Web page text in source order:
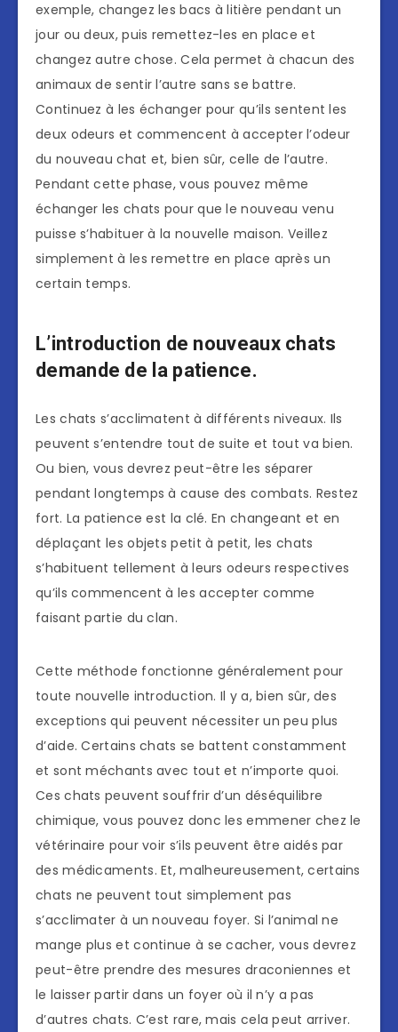
exemple, changez les bacs à litière pendant un
jour ou deux, puis remettez-les en place et
changez autre chose. Cela permet à chacun des
animaux de sentir l’autre sans se battre.
Continuez à les échanger pour qu’ils sentent les
deux odeurs et commencent à accepter l’odeur
du nouveau chat et, bien sûr, celle de l’autre.
Pendant cette phase, vous pouvez même
échanger les chats pour que le nouveau venu
puisse s’habituer à la nouvelle maison. Veillez
simplement à les remettre en place après un
certain temps.
L’introduction de nouveaux chats
demande de la patience.
Les chats s’acclimatent à différents niveaux. Ils
peuvent s’entendre tout de suite et tout va bien.
Ou bien, vous devrez peut-être les séparer
pendant longtemps à cause des combats. Restez
fort. La patience est la clé. En changeant et en
déplaçant les objets petit à petit, les chats
s’habituent tellement à leurs odeurs respectives
qu’ils commencent à les accepter comme
faisant partie du clan.
Cette méthode fonctionne généralement pour
toute nouvelle introduction. Il y a, bien sûr, des
exceptions qui peuvent nécessiter un peu plus
d’aide. Certains chats se battent constamment
et sont méchants avec tout et n’importe quoi.
Ces chats peuvent souffrir d’un déséquilibre
chimique, vous pouvez donc les emmener chez le
vétérinaire pour voir s’ils peuvent être aidés par
des médicaments. Et, malheureusement, certains
chats ne peuvent tout simplement pas
s’acclimater à un nouveau foyer. Si l’animal ne
mange plus et continue à se cacher, vous devrez
peut-être prendre des mesures draconiennes et
le laisser partir dans un foyer où il n’y a pas
d’autres chats. C’est rare, mais cela peut arriver.